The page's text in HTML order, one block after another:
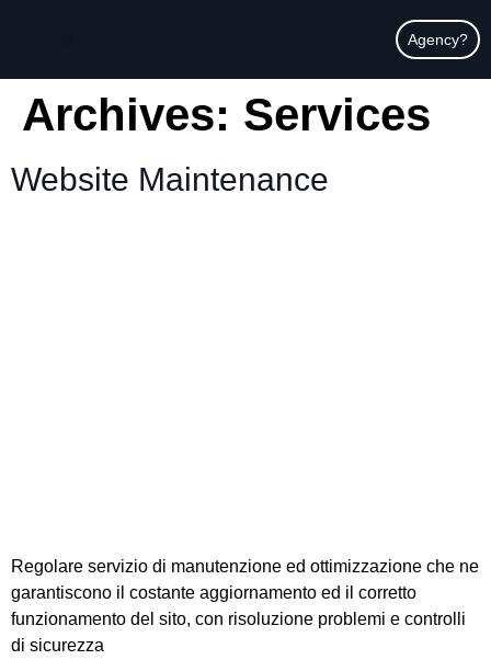
Agency?
Archives: Services
Website Maintenance
Regolare servizio di manutenzione ed ottimizzazione che ne
garantiscono il costante aggiornamento ed il corretto
funzionamento del sito, con risoluzione problemi e controlli
di sicurezza